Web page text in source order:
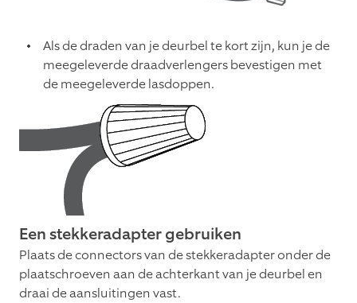
Als de draden van je deurbel te kort zijn, kun je de
meegeleverde draadverlengers bevestigen met
de meegeleverde lasdoppen.
Een stekkeradapter gebruiken
Plaats de connectors van de stekkeradapter onder de
plaatschroeven aan de achterkant van je deurbel en
draai de aansluitingen vast.